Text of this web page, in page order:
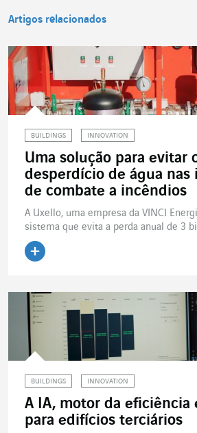
Artigos relacionados
BUILDINGS INNOVATION
Uma solução para evitar
desperdício de água nas
de combate a incêndios
A Uxello, uma empresa da VINCI
sistema que evita a perda anual de 3
BUILDINGS INNOVATION
A IA, motor da eficiência
para edifícios terciários